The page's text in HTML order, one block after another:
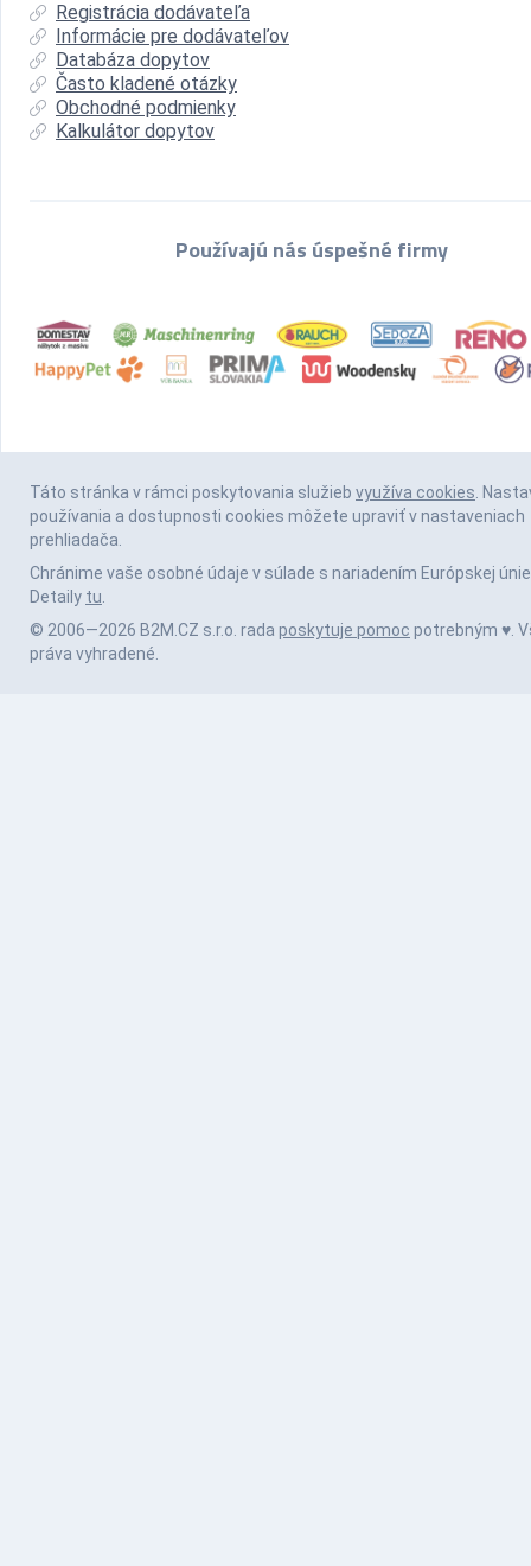
Registrácia dodávateľa
Informácie pre dodávateľov
Databáza dopytov
Často kladené otázky
Obchodné podmienky
Kalkulátor dopytov
Používajú nás úspešné firmy
Táto stránka v rámci poskytovania služieb využíva cookies.
používania a dostupnosti cookies môžete upraviť v nastaveniach
prehliadača.
Chránime vaše osobné údaje v súlade s nariadením Európskej únie
Detaily tu.
© 2006—2026 B2M.CZ s.r.o. rada poskytuje pomoc potrebným ♥️.
práva vyhradené.